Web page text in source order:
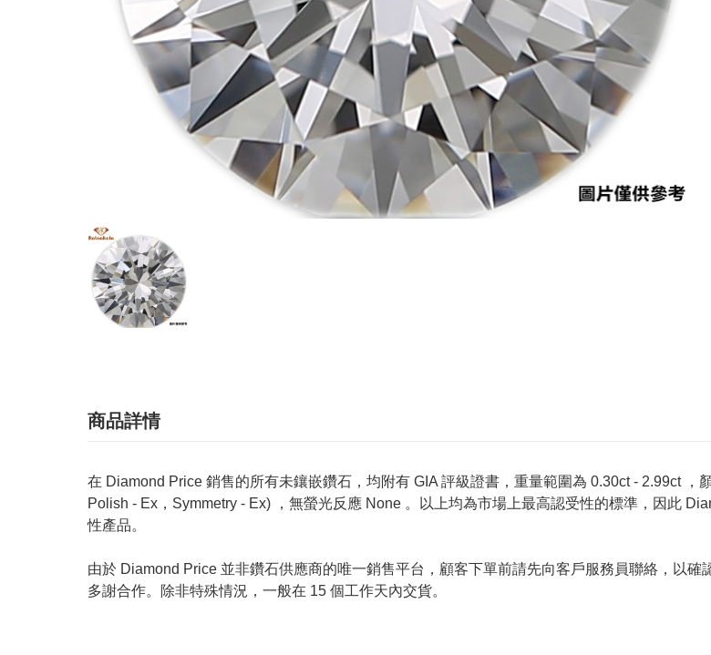
商品詳情
在 Diamond Price 銷售的所有未鑲嵌鑽石，均附有 GIA 評級證書，重量範圍為 0.30ct - 2.99ct ，
Polish - Ex，Symmetry - Ex) ，無螢光反應 None 。以上均為市場上最高認受性的標準，因此
性產品。
由於 Diamond Price 並非鑽石供應商的唯一銷售平台，顧客下單前請先向客戶服務員聯絡，以
多謝合作。除非特殊情況，一般在 15 個工作天內交貨。